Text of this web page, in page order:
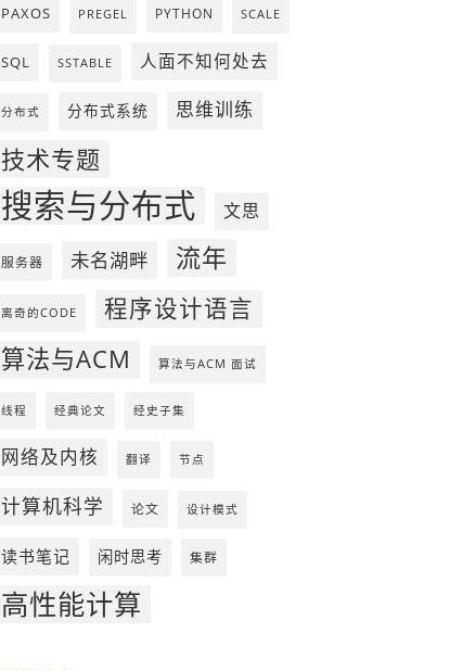
PAXOS PREGEL PYTHON SCALE
SQL SSTABLE 人面不知何处去
分布式 分布式系统 思维训练
技术专题
搜索与分布式 文思
服务器 未名湖畔 流年
离奇的CODE 程序设计语言
算法与ACM 算法与ACM 面试
线程 经典论文 经史子集
网络及内核 翻译 节点
计算机科学 论文 设计模式
读书笔记 闲时思考 集群
高性能计算